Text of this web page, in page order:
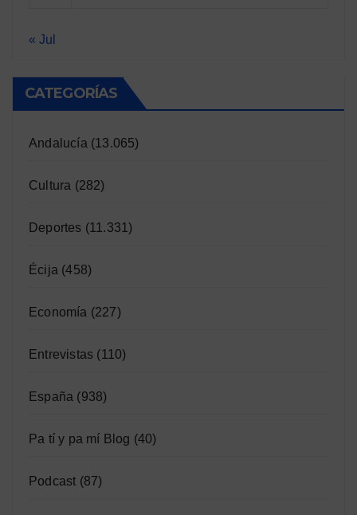
« Jul
CATEGORÍAS
Andalucía (13.065)
Cultura (282)
Deportes (11.331)
Écija (458)
Economía (227)
Entrevistas (110)
España (938)
Pa tí y pa mí Blog (40)
Podcast (87)